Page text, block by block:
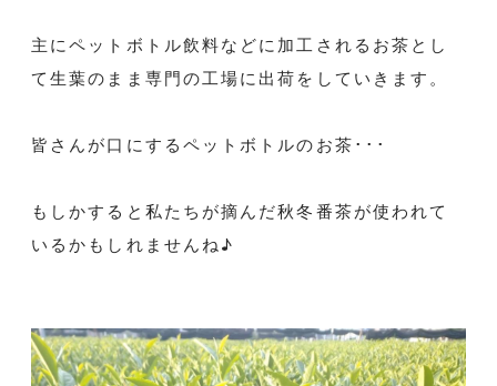
主にペットボトル飲料などに加工されるお茶とし
て生葉のまま専門の工場に出荷をしていきます。
皆さんが口にするペットボトルのお茶･･･
もしかすると私たちが摘んだ秋冬番茶が使われて
いるかもしれませんね♪